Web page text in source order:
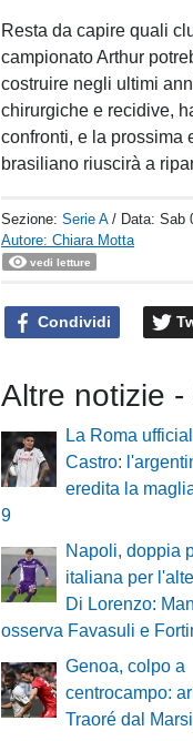
Resta da capire quali
campionato Arthur
costruire negli ultimi
chirurgiche e recidive,
confronti, e la prossima
brasiliano riuscirà a
Sezione:Serie A / Data:Sab
Autore: Chiara Motta
vedi letture
Condividi
Altre notizie -
La Roma
Castro:
eredita la
9
Napoli, doppia
italiana per
Di Lorenzo:
osserva Favasuli e
Genoa, colpo a
centrocampo:
Traoré dal